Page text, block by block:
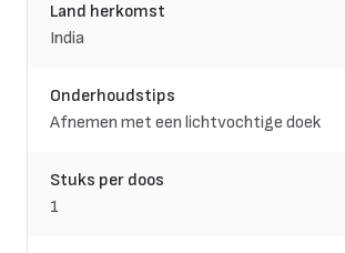
Land herkomst
India
Onderhoudstips
Afnemen met een lichtvochtige doek
Stuks per doos
1